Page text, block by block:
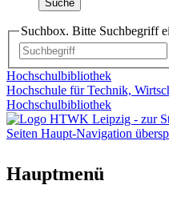
Suche
Suchbox. Bitte Suchbegriff
Hochschulbibliothek
Hochschule für Technik,
Hochschulbibliothek
Seiten Haupt-Navigation
Hauptmenü